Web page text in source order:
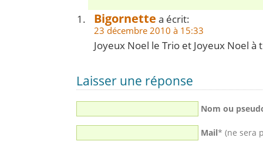
Bigornette a écrit:
23 décembre 2010 à 15:33
Joyeux Noel le Trio et Joyeux Noel à
Laisser une réponse
Nom ou
Mail* (ne sera